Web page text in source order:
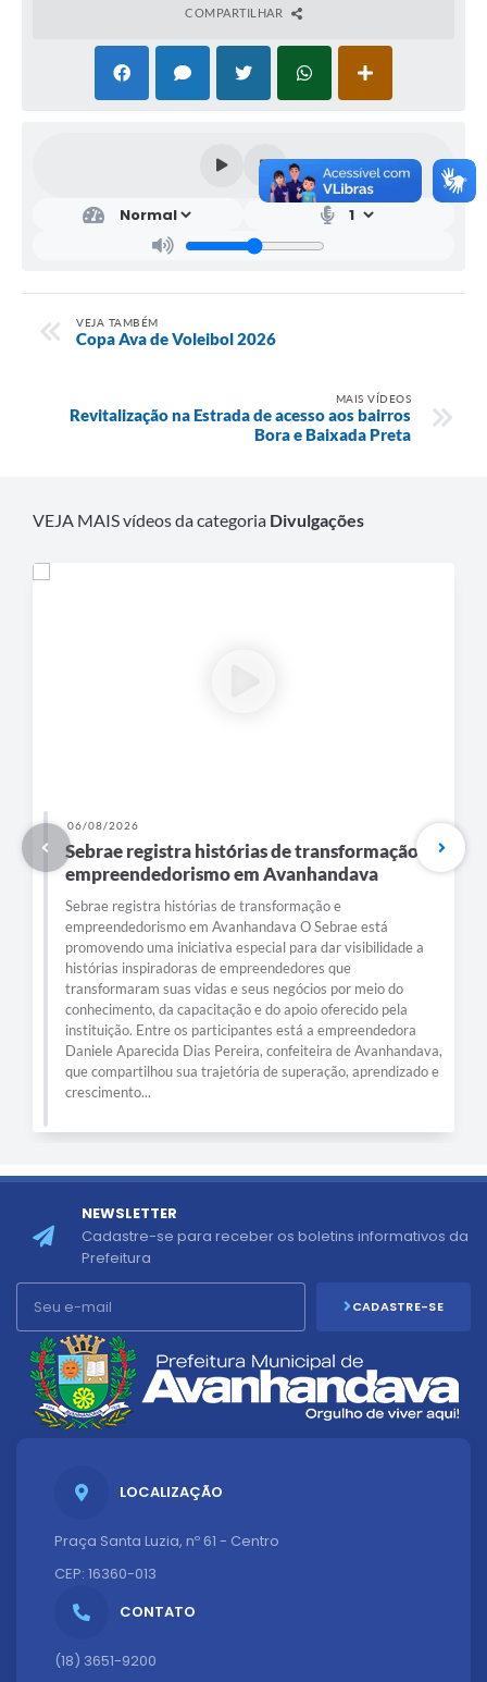
COMPARTILHAR
VEJA TAMBÉM
Copa Ava de Voleibol 2026
MAIS VÍDEOS
Revitalização na Estrada de acesso aos bairros
Bora e Baixada Preta
VEJA MAIS vídeos da categoria Divulgações
06/08/2026
Sebrae registra histórias de transformação e
empreendedorismo em Avanhandava
Sebrae registra histórias de transformação e
empreendedorismo em Avanhandava O Sebrae está
promovendo uma iniciativa especial para dar visibilidade a
histórias inspiradoras de empreendedores que
transformaram suas vidas e seus negócios por meio do
conhecimento, da capacitação e do apoio oferecido pela
instituição. Entre os participantes está a empreendedora
Daniele Aparecida Dias Pereira, confeiteira de Avanhandava,
que compartilhou sua trajetória de superação, aprendizado e
crescimento...
LOCALIZAÇÃO
Praça Santa Luzia, nº 61 - Centro
CEP: 16360-013
CONTATO
(18) 3651-9200
NEWSLETTER
Cadastre-se para receber os boletins informativos da
Prefeitura
CADASTRE-SE